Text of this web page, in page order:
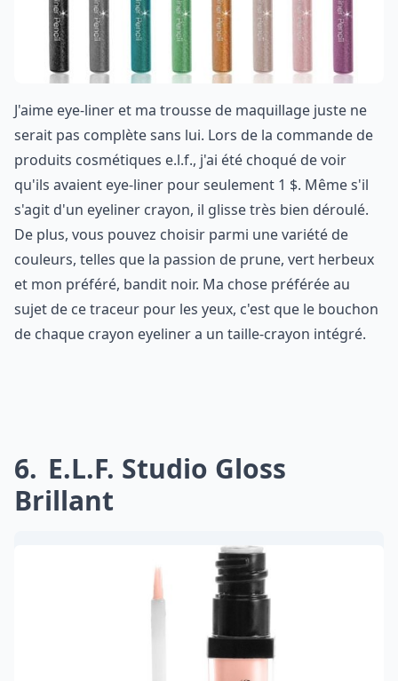
J'aime eye-liner et ma trousse de maquillage juste ne
serait pas complète sans lui. Lors de la commande de
produits cosmétiques e.l.f., j'ai été choqué de voir
qu'ils avaient eye-liner pour seulement 1 $. Même s'il
s'agit d'un eyeliner crayon, il glisse très bien déroulé.
De plus, vous pouvez choisir parmi une variété de
couleurs, telles que la passion de prune, vert herbeux
et mon préféré, bandit noir. Ma chose préférée au
sujet de ce traceur pour les yeux, c'est que le bouchon
de chaque crayon eyeliner a un taille-crayon intégré.
6 E.l.f. Studio Gloss
Brillant